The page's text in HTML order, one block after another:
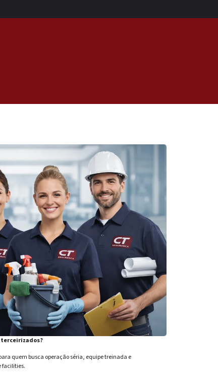
terceirizados?
quem busca operação séria, equipe treinada e
facilities.